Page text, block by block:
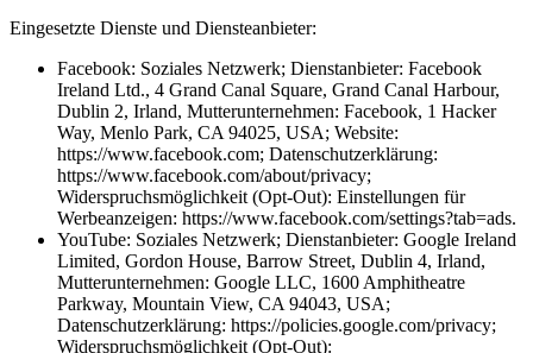
Eingesetzte Dienste und Diensteanbieter:
Facebook: Soziales Netzwerk; Dienstanbieter: Facebook
Ireland Ltd., 4 Grand Canal Square, Grand Canal Harbour,
Dublin 2, Irland, Mutterunternehmen: Facebook, 1 Hacker
Way, Menlo Park, CA 94025, USA; Website:
https://www.facebook.com; Datenschutzerklärung:
https://www.facebook.com/about/privacy;
Widerspruchsmöglichkeit (Opt-Out): Einstellungen für
Werbeanzeigen: https://www.facebook.com/settings?tab=ads.
YouTube: Soziales Netzwerk; Dienstanbieter: Google Ireland
Limited, Gordon House, Barrow Street, Dublin 4, Irland,
Mutterunternehmen: Google LLC, 1600 Amphitheatre
Parkway, Mountain View, CA 94043, USA;
Datenschutzerklärung: https://policies.google.com/privacy;
Widerspruchsmöglichkeit (Opt-Out):